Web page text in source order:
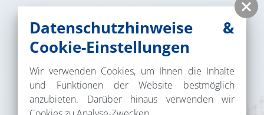
Datenschutzhinweise &
Cookie-Einstellungen
Wir verwenden Cookies, um Ihnen die Inhalte
und Funktionen der Website bestmöglich
anzubieten. Darüber hinaus verwenden wir